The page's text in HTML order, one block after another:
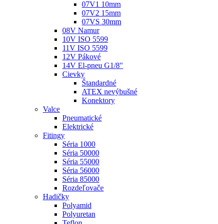
07V1 10mm
07V2 15mm
07VS 30mm
08V Namur
10V ISO 5599
11V ISO 5599
12V Pákové
14V El-pneu G1/8"
Cievky
Štandardné
ATEX nevýbušné
Konektory
Valce
Pneumatické
Elektrické
Fitingy
Séria 1000
Séria 50000
Séria 55000
Séria 56000
Séria 85000
Rozdeľovače
Hadičky
Polyamid
Polyuretan